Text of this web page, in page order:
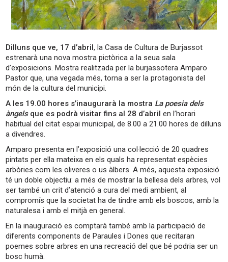
Dilluns que ve, 17 d’abril, la Casa de Cultura de Burjassot
estrenarà una nova mostra pictòrica a la seua sala
d’exposicions. Mostra realitzada per la burjassotera Amparo
Pastor que, una vegada més, torna a ser la protagonista del
món de la cultura del municipi.
A les 19.00 hores s’inaugurarà la mostra La poesia dels
àngelsque es podrà visitar fins al 28 d’abril en l’horari
habitual del citat espai municipal, de 8.00 a 21.00 hores de dilluns
a divendres.
Amparo presenta en l’exposició una col·lecció de 20 quadres
pintats per ella mateixa en els quals ha representat espècies
arbòries com les oliveres o us àlbers. A més, aquesta exposició
té un doble objectiu: a més de mostrar la bellesa dels arbres, vol
ser també un crit d’atenció a cura del medi ambient, al
compromís que la societat ha de tindre amb els boscos, amb la
naturalesa i amb el mitjà en general.
En la inauguració es comptarà també amb la participació de
diferents components de Paraules i Dones que recitaran
poemes sobre arbres en una recreació del que bé podria ser un
bosc humà.